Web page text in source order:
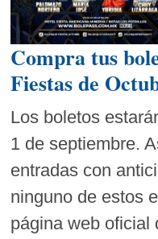
Compra tus
Fiestas de
Los boletos
1 de septiembre.
entradas con
ninguno de estos
página web oficial